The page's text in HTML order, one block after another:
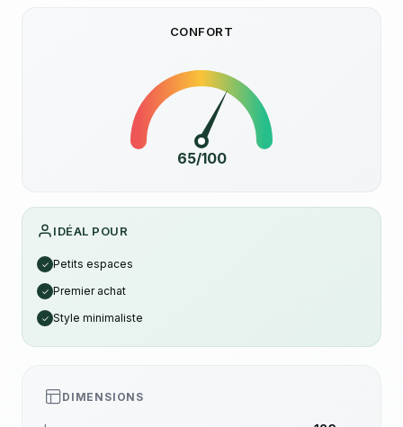
CONFORT
65/100
IDÉAL POUR
✓ Petits espaces
✓ Premier achat
✓ Style minimaliste
DIMENSIONS